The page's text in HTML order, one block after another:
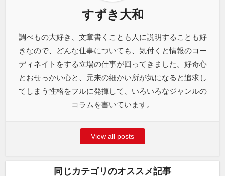
すずき大和
調べもの大好き、文章書くことも人に説明することも好
きなので、どんな仕事についても、気付くと情報のコー
ディネイトをする立場の仕事が回ってきました。好奇心
とおせっかい心と、元来の細かい所が気になると追求し
てしまう性格をフルに発揮して、いろいろなジャンルの
コラムを書いています。
View all posts
同じカテゴリのオススメ記事